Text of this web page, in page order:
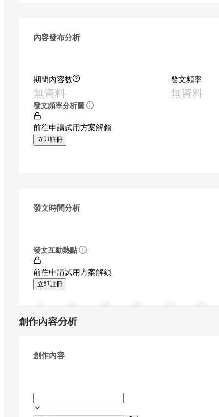
內容發布分析
期間內容數
無資料
發文頻率
無資料
發文頻率分析圖
前往申請試用方案解鎖
立即註冊
發文時間分析
發文互動熱點
前往申請試用方案解鎖
立即註冊
創作內容分析
創作內容